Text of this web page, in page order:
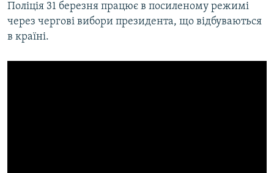
Поліція 31 березня працює в посиленому режимі
через чергові вибори президента, що відбуваються
в країні.